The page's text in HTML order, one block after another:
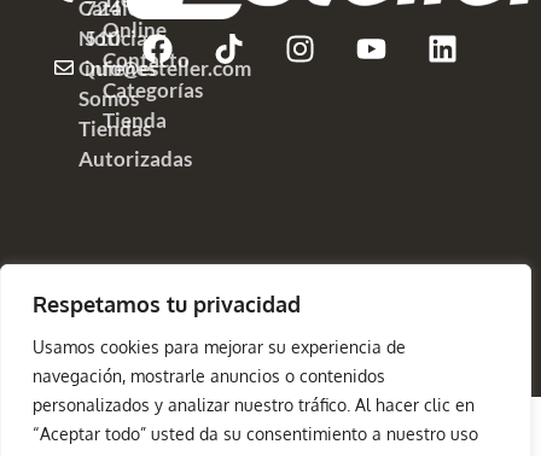
Respetamos tu privacidad
Usamos cookies para mejorar su experiencia de
navegación, mostrarle anuncios o contenidos
personalizados y analizar nuestro tráfico. Al hacer clic en
“Aceptar todo” usted da su consentimiento a nuestro uso
724
510
info@esteller.com
Catálogos
Noticias
Quienes
Somos
Tiendas
Autorizadas
Online
Contacto
Categorías
Tienda
©2025
Aviso Legal